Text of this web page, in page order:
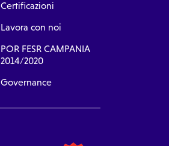
Certificazioni
Lavora con noi
POR FESR CAMPANIA
2014/2020
Governance